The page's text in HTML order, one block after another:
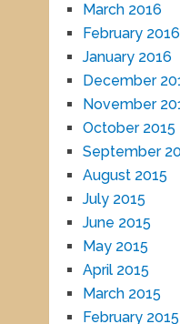
March 2016
February 2016
January 2016
December
November
October 2015
September
August 2015
July 2015
June 2015
May 2015
April 2015
March 2015
February 2015